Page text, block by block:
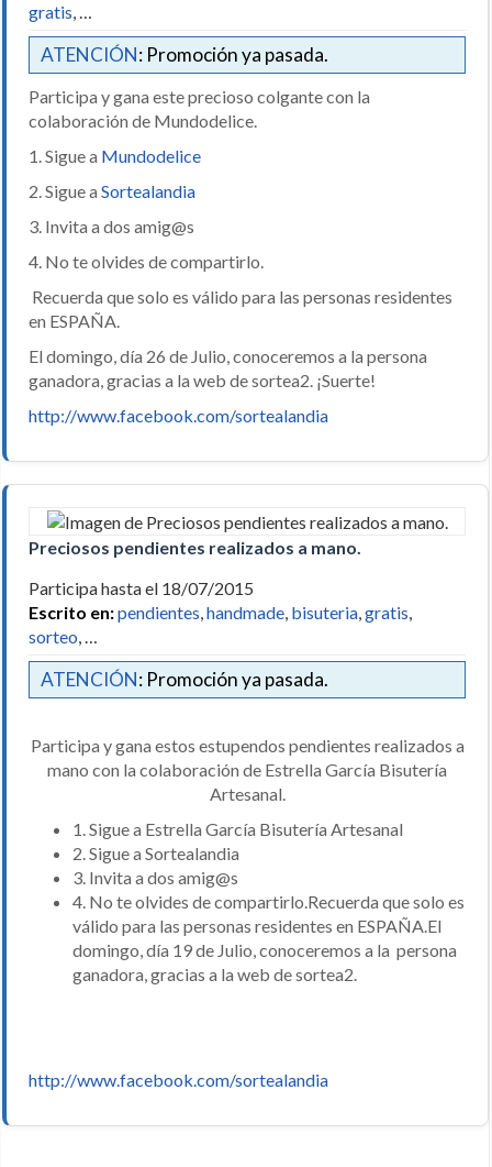
gratis, …
ATENCIÓN: Promoción ya pasada.
Participa y gana este precioso colgante con la
colaboración de Mundodelice.
1. Sigue a Mundodelice
2. Sigue a Sortealandia
3. Invita a dos amig@s
4. No te olvides de compartirlo.
Recuerda que solo es válido para las personas residentes
en ESPAÑA.
El domingo, día 26 de Julio, conoceremos a la persona
ganadora, gracias a la web de sortea2. ¡Suerte!
http://www.facebook.com/sortealandia
Preciosos pendientes realizados a mano.
Participa hasta el 18/07/2015
Escrito en:pendientes,handmade, bisuteria,gratis,
sorteo, …
ATENCIÓN: Promoción ya pasada.
Participa y gana estos estupendos pendientes realizados a
mano con la colaboración de Estrella García Bisutería
Artesanal.
1. Sigue a Estrella García Bisutería Artesanal
2. Sigue a Sortealandia
3. Invita a dos amig@s
4. No te olvides de compartirlo.Recuerda que solo es
válido para las personas residentes en ESPAÑA.El
domingo, día 19 de Julio, conoceremos a la persona
ganadora, gracias a la web de sortea2.
http://www.facebook.com/sortealandia